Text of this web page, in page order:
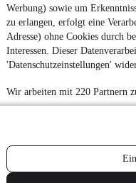
Werbung) sowie um
zu erlangen, erfolgt eine
Adresse) ohne Cookies durch
Interessen. Dieser
'Datenschutzeinstellungen'
Wir arbeiten mit 220 Partnern